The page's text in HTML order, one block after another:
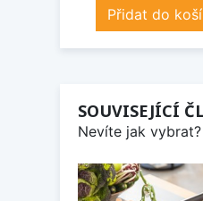
Přidat do
SOUVISEJÍCÍ
Nevíte jak